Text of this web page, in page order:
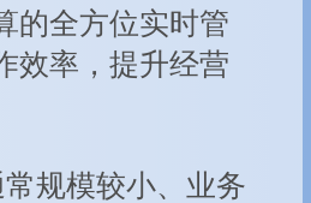
的全方位实时管
效率，提升经营
规模较小、业务